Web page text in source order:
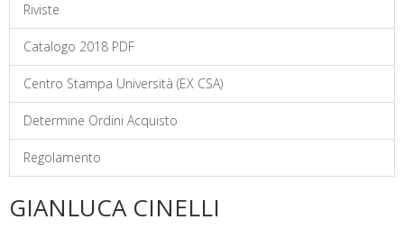
Riviste
Catalogo 2018 PDF
Centro Stampa Università (EX CSA)
Determine Ordini Acquisto
Regolamento
GIANLUCA CINELLI